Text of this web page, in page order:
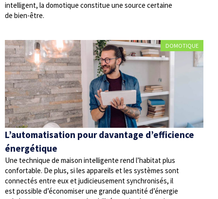
intelligent, la domotique constitue une source certaine
de bien-être.
DOMOTIQUE
L’automatisation pour davantage d’efficience
énergétique
Une technique de maison intelligente rend l’habitat plus
confortable. De plus, si les appareils et les systèmes sont
connectés entre eux et judicieusement synchronisés, il
est possible d’économiser une grande quantité d’énergie